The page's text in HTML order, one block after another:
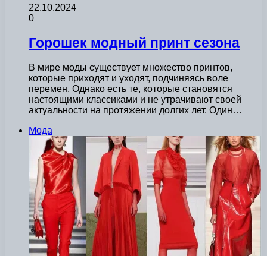
22.10.2024
0
Горошек модный принт сезона
В мире моды существует множество принтов,
которые приходят и уходят, подчиняясь воле
перемен. Однако есть те, которые становятся
настоящими классиками и не утрачивают своей
актуальности на протяжении долгих лет. Один…
Мода